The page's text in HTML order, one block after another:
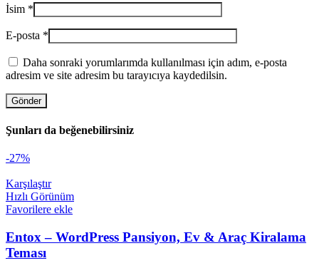
İsim *
E-posta *
Daha sonraki yorumlarımda kullanılması için adım, e-posta
adresim ve site adresim bu tarayıcıya kaydedilsin.
Şunları da beğenebilirsiniz
-27%
Karşılaştır
Hızlı Görünüm
Favorilere ekle
Entox – WordPress Pansiyon, Ev & Araç Kiralama
Teması